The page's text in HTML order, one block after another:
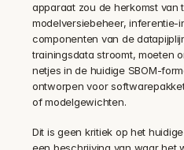
apparaat zou de herkomst van
modelversiebeheer, inferentie-
componenten van de
trainingsdata stroomt, moeten
netjes in de huidige SBOM-
ontworpen voor
of modelgewichten.
Dit is geen kritiek op het